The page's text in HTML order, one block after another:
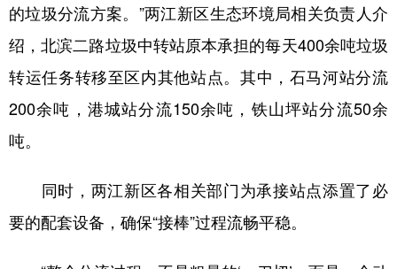
的垃圾分流方案。”两江新区生态环境局相关负责人介
绍，北滨二路垃圾中转站原本承担的每天400余吨垃圾
转运任务转移至区内其他站点。其中，石马河站分流
200余吨，港城站分流150余吨，铁山坪站分流50余
吨。
同时，两江新区各相关部门为承接站点添置了必
要的配套设备，确保“接棒”过程流畅平稳。